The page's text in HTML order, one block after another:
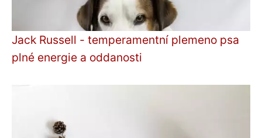
Jack Russell - temperamentní plemeno psa
plné energie a oddanosti